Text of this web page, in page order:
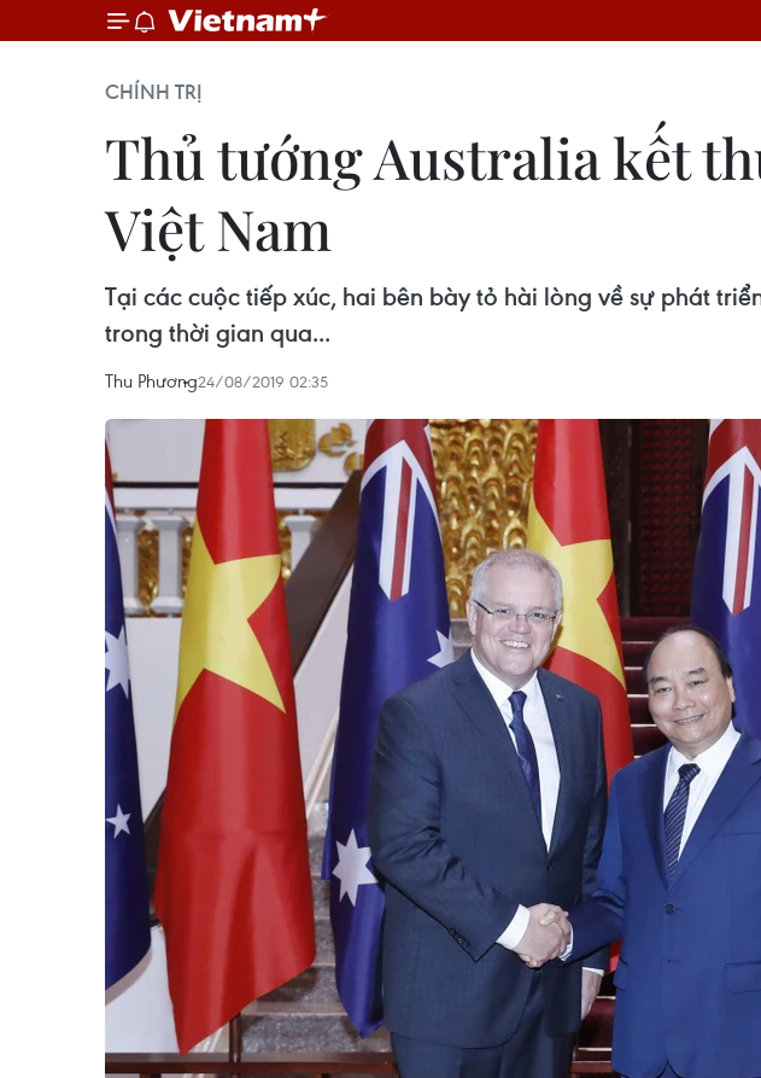
CHÍNH TRỊ
Thủ tướng Australia kết
Việt Nam
Tại các cuộc tiếp xúc, hai bên bày tỏ hài lòng về sự phát
trong thời gian qua...
Thu Phương24/08/2019 02:35